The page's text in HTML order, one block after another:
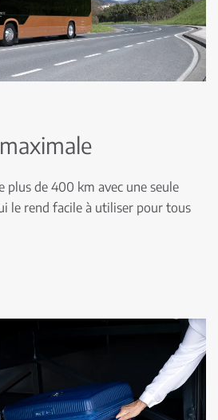
plus de 400 km avec une seule
le rend facile à utiliser pour tous